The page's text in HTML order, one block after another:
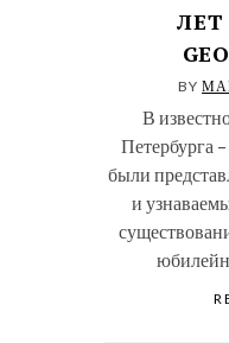
ЛЕТ
BY
В
Петербурга
были
и